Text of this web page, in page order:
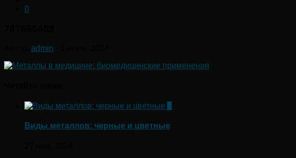
0
admin
Виды металлов: черные и цветные